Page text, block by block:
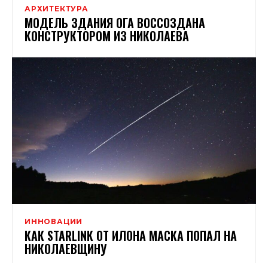
АРХИТЕКТУРА
МОДЕЛЬ ЗДАНИЯ ОГА ВОССОЗДАНА
КОНСТРУКТОРОМ ИЗ НИКОЛАЕВА
ИННОВАЦИИ
КАК STARLINK ОТ ИЛОНА МАСКА ПОПАЛ НА
НИКОЛАЕВЩИНУ